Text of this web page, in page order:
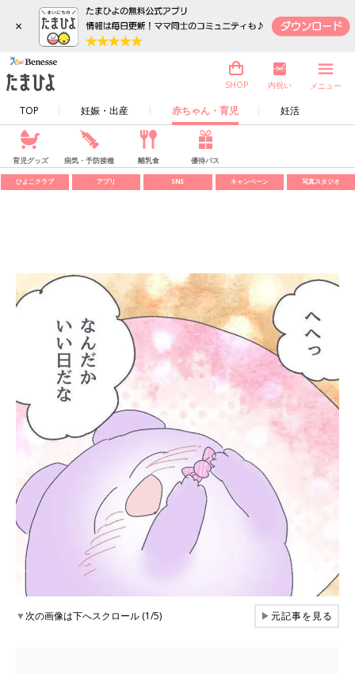
×
TOP 妊娠・出産 赤ちゃん・育児 妊活
SHOP 内祝い メニュー
育児グッズ 病気・予防接種 離乳食 優待パス
ひよこクラブ アプリ SNS キャンペーン 写真スタジオ
▼次の画像は下へスクロール (1/5) ▶元記事を見る